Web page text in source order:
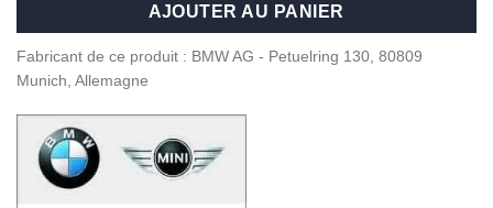
AJOUTER AU PANIER
Fabricant de ce produit : BMW AG - Petuelring 130, 80809
Munich, Allemagne